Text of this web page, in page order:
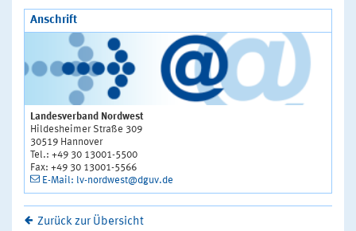
Anschrift
Landesverband Nordwest
Hildesheimer Straße 309
30519 Hannover
Tel.: +49 30 13001-5500
Fax: +49 30 13001-5566
E-Mail: lv-nordwest@dguv.de
Zurück zur Übersicht